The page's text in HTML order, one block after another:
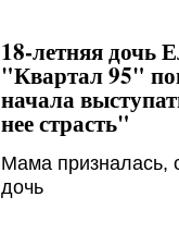
18-летняя дочь
"Квартал 95"
начала
нее страсть"
Мама призналась,
дочь